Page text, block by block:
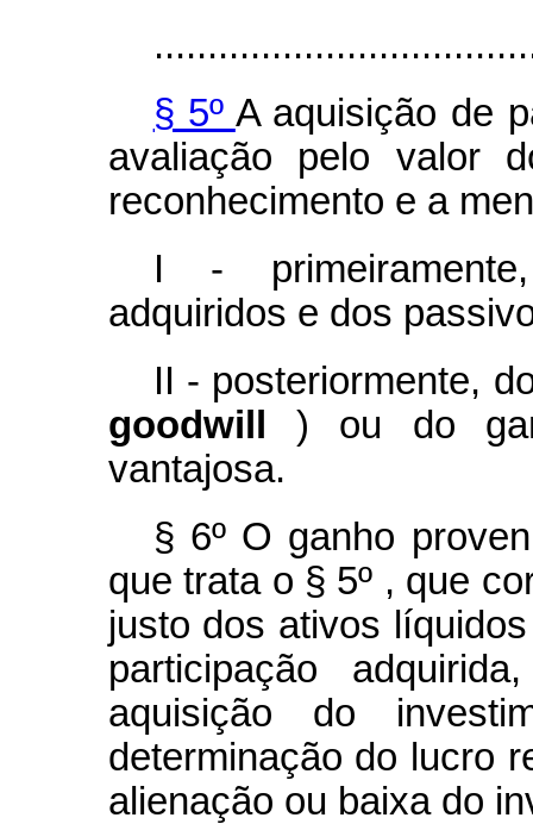
§ 5º A aquisição de
avaliação pelo valor
reconhecimento e a
I -
adquiridos e dos
II - posteriormente,
goodwill) ou do
vantajosa.
§ 6º O ganho
que trata o § 5º , que
justo dos ativos
participação
aquisição do
determinação do lucro
alienação ou baixa do